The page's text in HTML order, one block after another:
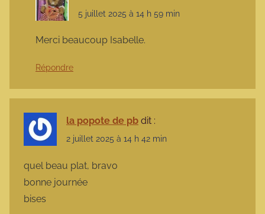
5 juillet 2025 à 14 h 59 min
Merci beaucoup Isabelle.
Répondre
la popote de pb dit :
2 juillet 2025 à 14 h 42 min
quel beau plat, bravo
bonne journée
bises